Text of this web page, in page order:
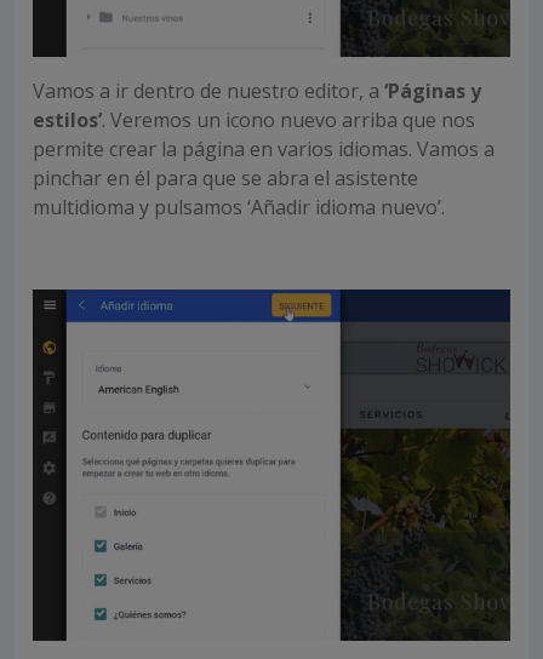
Vamos a ir dentro de nuestro editor, a ‘Páginas y
estilos’. Veremos un icono nuevo arriba que nos
permite crear la página en varios idiomas. Vamos a
pinchar en él para que se abra el asistente
multidioma y pulsamos ‘Añadir idioma nuevo’.